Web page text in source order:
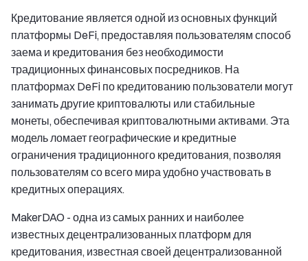
Кредитование является одной из основных функций
платформы DeFi, предоставляя пользователям способ
заема и кредитования без необходимости
традиционных финансовых посредников. На
платформах DeFi по кредитованию пользователи могут
занимать другие криптовалюты или стабильные
монеты, обеспечивая криптовалютными активами. Эта
модель ломает географические и кредитные
ограничения традиционного кредитования, позволяя
пользователям со всего мира удобно участвовать в
кредитных операциях.
MakerDAO - одна из самых ранних и наиболее
известных децентрализованных платформ для
кредитования, известная своей децентрализованной